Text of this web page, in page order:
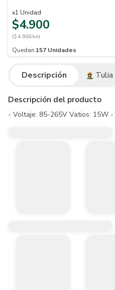
x1 Unidad
$4.900
($ 4.900/un)
Quedan 157 Unidades
Descripción Tulia
Descripción del producto
- Voltaje: 85-265V Vatios: 15W -